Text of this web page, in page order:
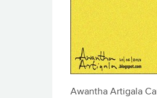
Awantha Artigala